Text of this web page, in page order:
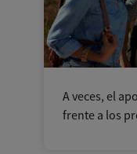
A veces, el
frente a los